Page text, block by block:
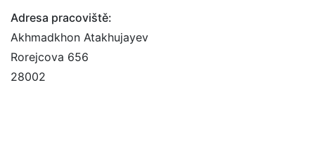
Adresa pracoviště:
Akhmadkhon Atakhujayev
Rorejcova 656
28002